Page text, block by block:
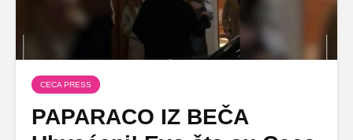
CECA PRESS
PAPARACO IZ BEČA